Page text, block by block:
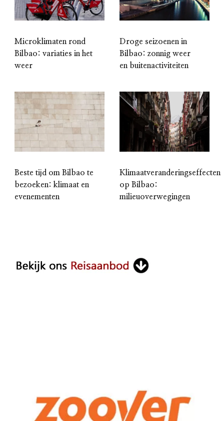
Microklimaten rond
Bilbao: variaties in het
weer
Droge seizoenen in
Bilbao: zonnig weer
en buitenactiviteiten
Beste tijd om Bilbao te
bezoeken: klimaat en
evenementen
Klimaatveranderingseffecten
op Bilbao:
milieuoverwegingen